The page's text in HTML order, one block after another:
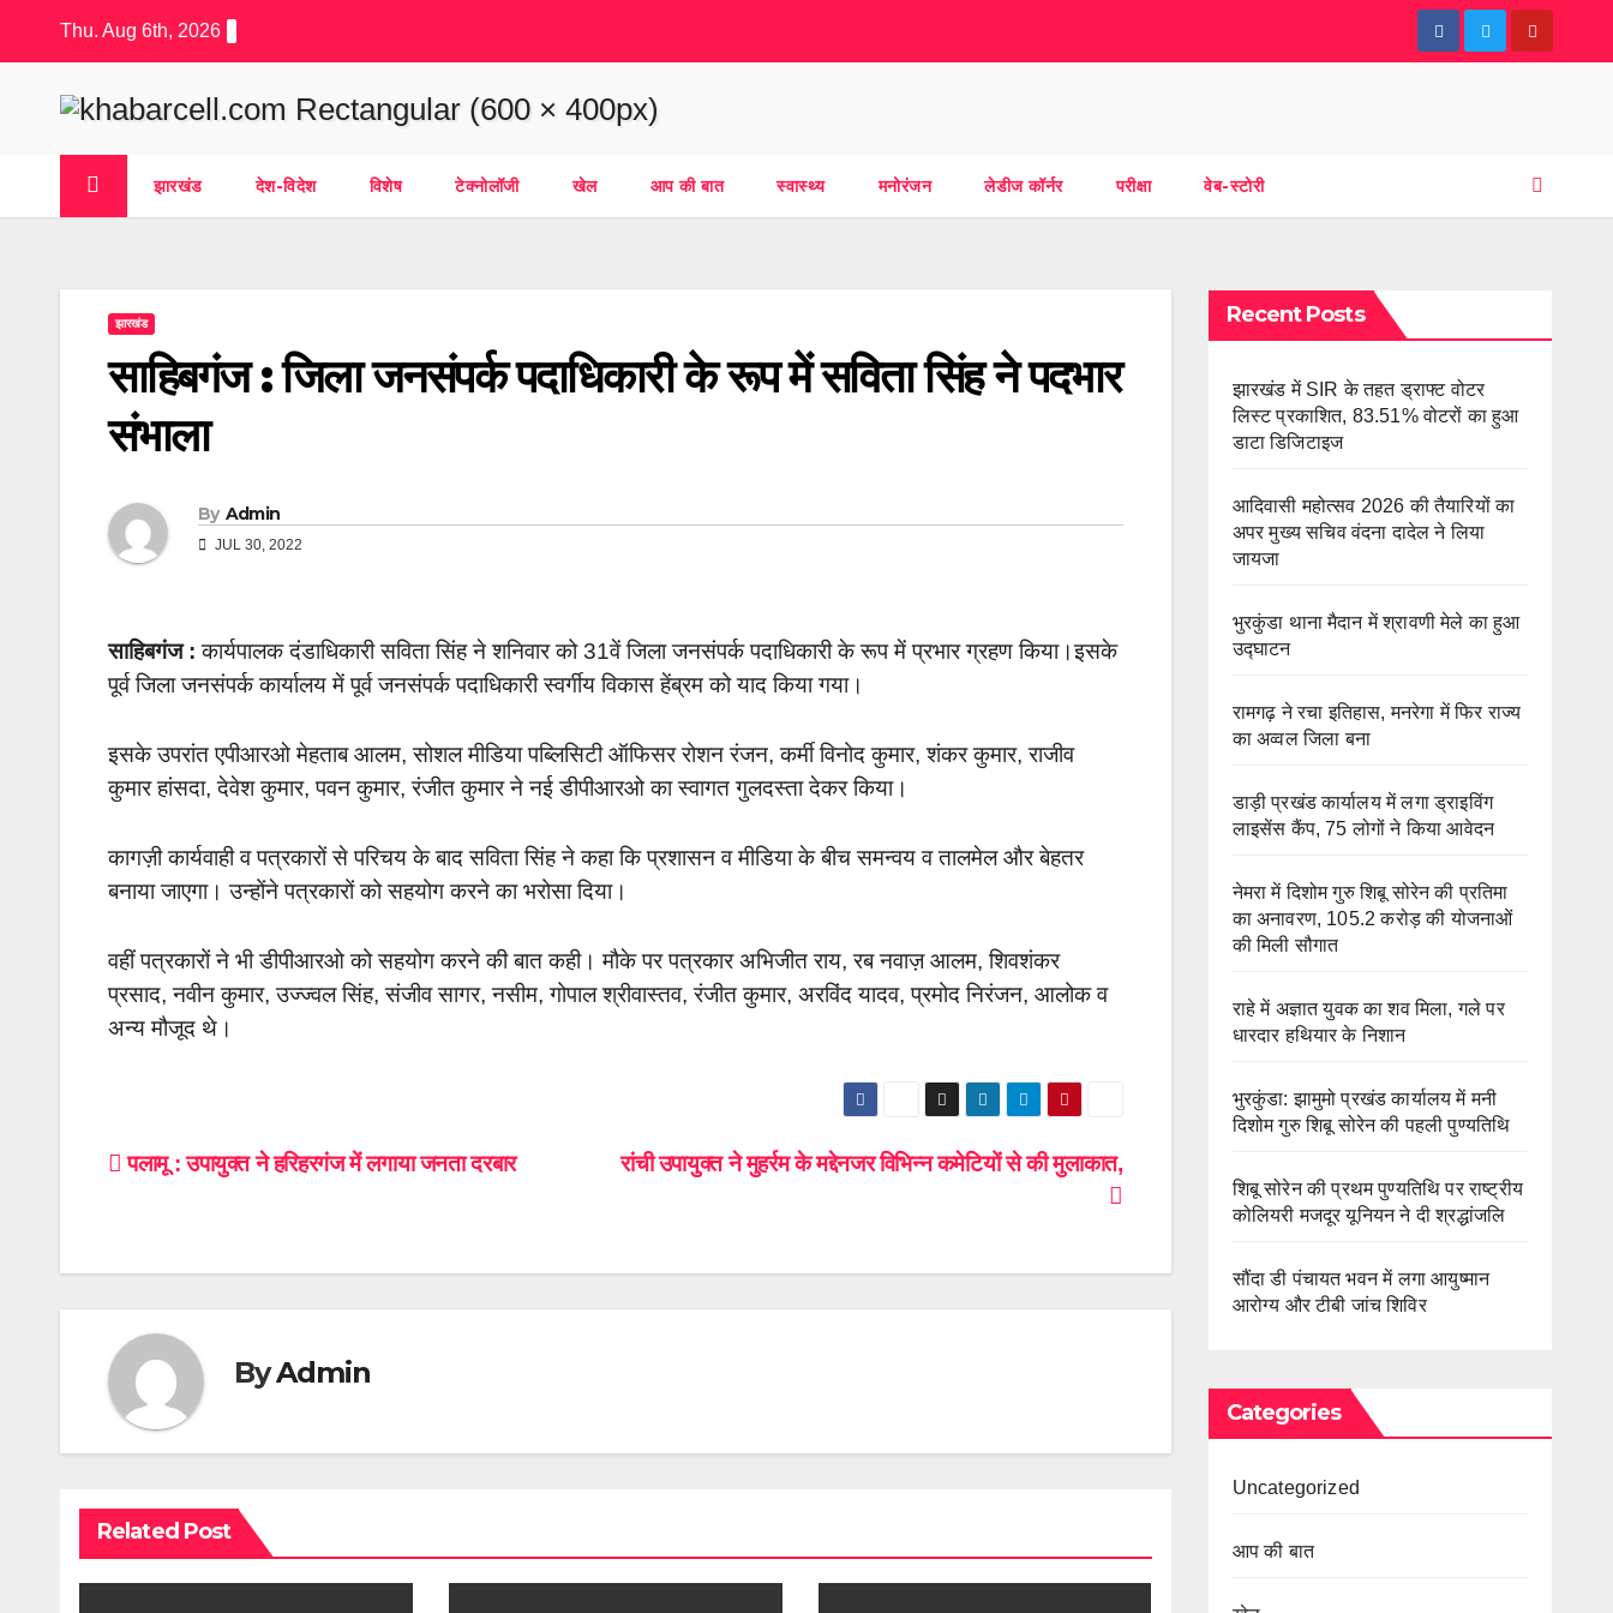
Thu. Aug 6th, 2026
झारखंड देश-विदेश विशेष टेक्नोलॉजी खेल आप की बात स्वास्थ्य मनोरंजन लेडीज कॉर्नर परीक्षा वेब-स्टोरी
झारखंड
साहिबगंज : जिला जनसंपर्क पदाधिकारी के रूप में सविता सिंह ने पदभार
संभाला
By Admin
JUL 30, 2022
साहिबगंज : कार्यपालक दंडाधिकारी सविता सिंह ने शनिवार को 31वें जिला जनसंपर्क पदाधिकारी के रूप में प्रभार ग्रहण किया।इसके
पूर्व जिला जनसंपर्क कार्यालय में पूर्व जनसंपर्क पदाधिकारी स्वर्गीय विकास हेंब्रम को याद किया गया।
इसके उपरांत एपीआरओ मेहताब आलम, सोशल मीडिया पब्लिसिटी ऑफिसर रोशन रंजन, कर्मी विनोद कुमार, शंकर कुमार, राजीव
कुमार हांसदा, देवेश कुमार, पवन कुमार, रंजीत कुमार ने नई डीपीआरओ का स्वागत गुलदस्ता देकर किया।
कागज़ी कार्यवाही व पत्रकारों से परिचय के बाद सविता सिंह ने कहा कि प्रशासन व मीडिया के बीच समन्वय व तालमेल और बेहतर
बनाया जाएगा। उन्होंने पत्रकारों को सहयोग करने का भरोसा दिया।
वहीं पत्रकारों ने भी डीपीआरओ को सहयोग करने की बात कही। मौके पर पत्रकार अभिजीत राय, रब नवाज़ आलम, शिवशंकर
प्रसाद, नवीन कुमार, उज्ज्वल सिंह, संजीव सागर, नसीम, गोपाल श्रीवास्तव, रंजीत कुमार, अरविंद यादव, प्रमोद निरंजन, आलोक व
अन्य मौजूद थे।
Post
रांची उपायुक्त ने मुहर्रम के मद्देनजर विभिन्न कमेटियों से की मुलाकात,
पलामू : उपायुक्त ने हरिहरगंज में लगाया जनता दरबार
ByAdmin
Related Post
Recent Posts
झारखंड में SIR के तहत ड्राफ्ट वोटर
लिस्ट प्रकाशित, 83.51% वोटरों का हुआ
डाटा डिजिटाइज
आदिवासी महोत्सव 2026 की तैयारियों का
अपर मुख्य सचिव वंदना दादेल ने लिया
जायजा
भुरकुंडा थाना मैदान में श्रावणी मेले का हुआ
उद्घाटन
रामगढ़ ने रचा इतिहास, मनरेगा में फिर राज्य
का अव्वल जिला बना
डाड़ी प्रखंड कार्यालय में लगा ड्राइविंग
लाइसेंस कैंप, 75 लोगों ने किया आवेदन
नेमरा में दिशोम गुरु शिबू सोरेन की प्रतिमा
का अनावरण, 105.2 करोड़ की योजनाओं
की मिली सौगात
राहे में अज्ञात युवक का शव मिला, गले पर
धारदार हथियार के निशान
भुरकुंडा: झामुमो प्रखंड कार्यालय में मनी
दिशोम गुरु शिबू सोरेन की पहली पुण्यतिथि
शिबू सोरेन की प्रथम पुण्यतिथि पर राष्ट्रीय
कोलियरी मजदूर यूनियन ने दी श्रद्धांजलि
सौंदा डी पंचायत भवन में लगा आयुष्मान
आरोग्य और टीबी जांच शिविर
Categories
Uncategorized
आप की बात